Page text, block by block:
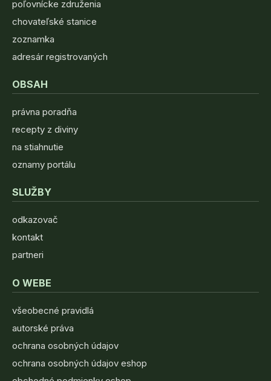
poľovnícke združenia
chovateľské stanice
zoznamka
adresár registrovaných
OBSAH
právna poradňa
recepty z diviny
na stiahnutie
oznamy portálu
SLUŽBY
odkazovač
kontakt
partneri
O WEBE
všeobecné pravidlá
autorské práva
ochrana osobných údajov
ochrana osobných údajov eshop